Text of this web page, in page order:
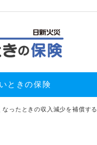
ときの保険
ったときの収入減少を補償する